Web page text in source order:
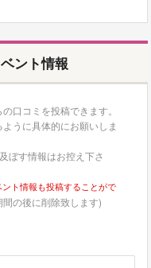
ント情報
口コミを投稿できます。
うに具体的にお願いしま
ぼす情報はお控え下さ
ト情報も投稿することがで
の後に削除致します)